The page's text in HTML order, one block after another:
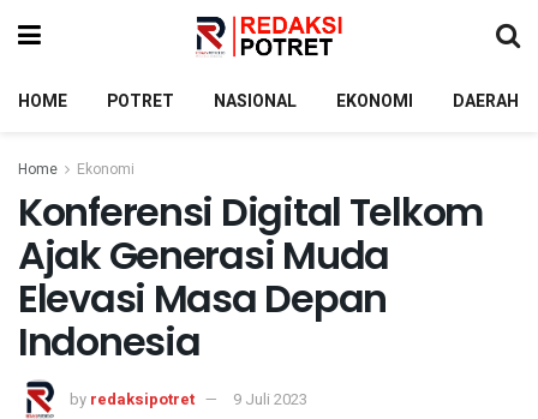
HOME POTRET NASIONAL EKONOMI DAERAH
Home Ekonomi
Konferensi Digital Telkom
Ajak Generasi Muda
Elevasi Masa Depan
Indonesia
by redaksipotret 9 Juli 2023